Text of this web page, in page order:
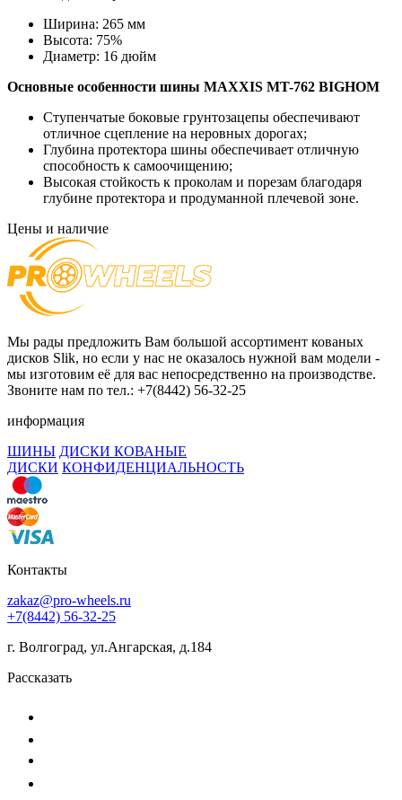
Ширина: 265 мм
Высота: 75%
Диаметр: 16 дюйм
Основные особенности шины MAXXIS MT-762 BIGHOM
Ступенчатые боковые грунтозацепы обеспечивают
отличное сцепление на неровных дорогах;
Глубина протектора шины обеспечивает отличную
способность к самоочищению;
Высокая стойкость к проколам и порезам благодаря
глубине протектора и продуманной плечевой зоне.
Цены и наличие
Мы рады предложить Вам большой ассортимент кованых
дисков Slik, но если у нас не оказалось нужной вам модели -
мы изготовим её для вас непосредственно на производстве.
Звоните нам по тел.: +7(8442) 56-32-25
информация
ШИНЫ ДИСКИ КОВАНЫЕ
ДИСКИ КОНФИДЕНЦИАЛЬНОСТЬ
Контакты
zakaz@pro-wheels.ru
+7(8442) 56-32-25
г. Волгоград, ул.Ангарская, д.184
Рассказать